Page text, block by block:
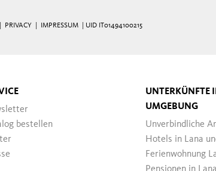
PRIVACY IMPRESSUM | UID IT01494100215
bestellen
UNTERKÜNFTE
UMGEBUNG
Unverbindliche
Hotels in Lana
Ferienwohnung